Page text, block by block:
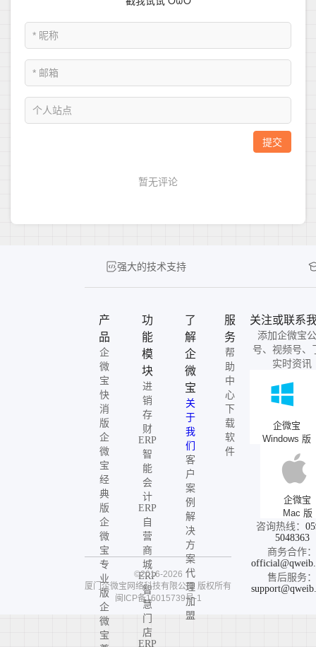
强大的技术支持
产
品
企
微
宝
快
消
版
企
微
宝
经
典
版
企
微
宝
专
业
版
企
微
宝
功
能
模
块
进
销
存
财
ERP
智
能
会
计
ERP
自
营
商
城
ERP
智
慧
门
店
ERP
了
解
企
微
宝
关
于
我
们
客
户
案
例
解
决
方
案
代
理
加
盟
服
务
帮
助
中
心
下
载
软
件
关注或联系
添加企微宝
号、视频号、
实时资讯
企微宝
Windows 版
企微宝
Mac 版
咨询热线：
5048363
商务合作：
售后服务：
©2016-2026
厦门企微宝网络科技有限公司 版权所有
闽ICP备16015739号-1